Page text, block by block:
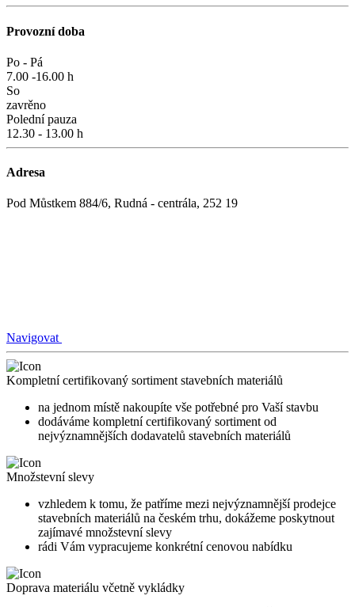
Provozní doba
Po - Pá
7.00 -16.00 h
So
zavrěno
Polední pauza
12.30 - 13.00 h
Adresa
Pod Můstkem 884/6, Rudná - centrála, 252 19
Navigovat
Kompletní certifikovaný sortiment stavebních materiálů
na jednom místě nakoupíte vše potřebné pro Vaší stavbu
dodáváme kompletní certifikovaný sortiment od
nejvýznamnějších dodavatelů stavebních materiálů
Množstevní slevy
vzhledem k tomu, že patříme mezi nejvýznamnější prodejce
stavebních materiálů na českém trhu, dokážeme poskytnout
zajímavé množstevní slevy
rádi Vám vypracujeme konkrétní cenovou nabídku
Doprava materiálu včetně vykládky